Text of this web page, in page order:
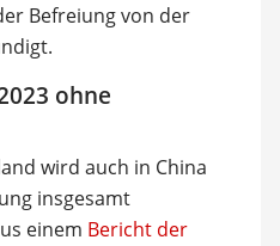
Befreiung von der
ohne
wird auch in China
insgesamt
einem Bericht der